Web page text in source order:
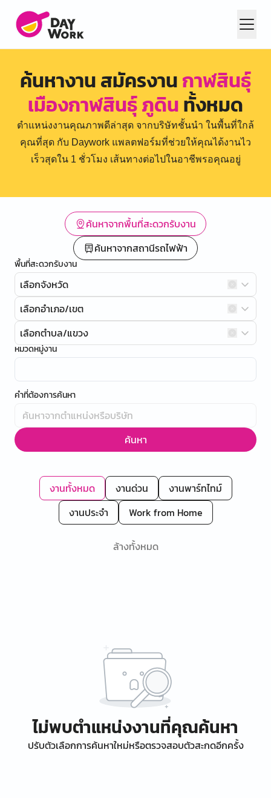
ค้นหางาน สมัครงานกาฬสินธุ์
เมืองกาฬสินธุ์ ภูดินทั้งหมด
ตำแหน่งงานคุณภาพดีล่าสุด จากบริษัทชั้นนำ ในพื้นที่ใกล้
คุณที่สุด กับ Daywork แพลตฟอร์มที่ช่วยให้คุณได้งานไว
เร็วสุดใน 1 ชั่วโมง เส้นทางต่อไปในอาชีพรอคุณอยู่
ค้นหาจากพื้นที่สะดวกรับงาน
ค้นหาจากสถานีรถไฟฟ้า
พื้นที่สะดวกรับงาน
เลือกจังหวัด
เลือกอำเภอ/เขต
เลือกตำบล/แขวง
หมวดหมู่งาน
คำที่ต้องการค้นหา
ค้นหา
งานทั้งหมด งานด่วน
งานพาร์ทไทม์
งานประจำ
Work from Home
ล้างทั้งหมด
ไม่พบตำแหน่งงานที่คุณค้นหา
ปรับตัวเลือกการค้นหาใหม่หรือตรวจสอบตัวสะกดอีกครั้ง